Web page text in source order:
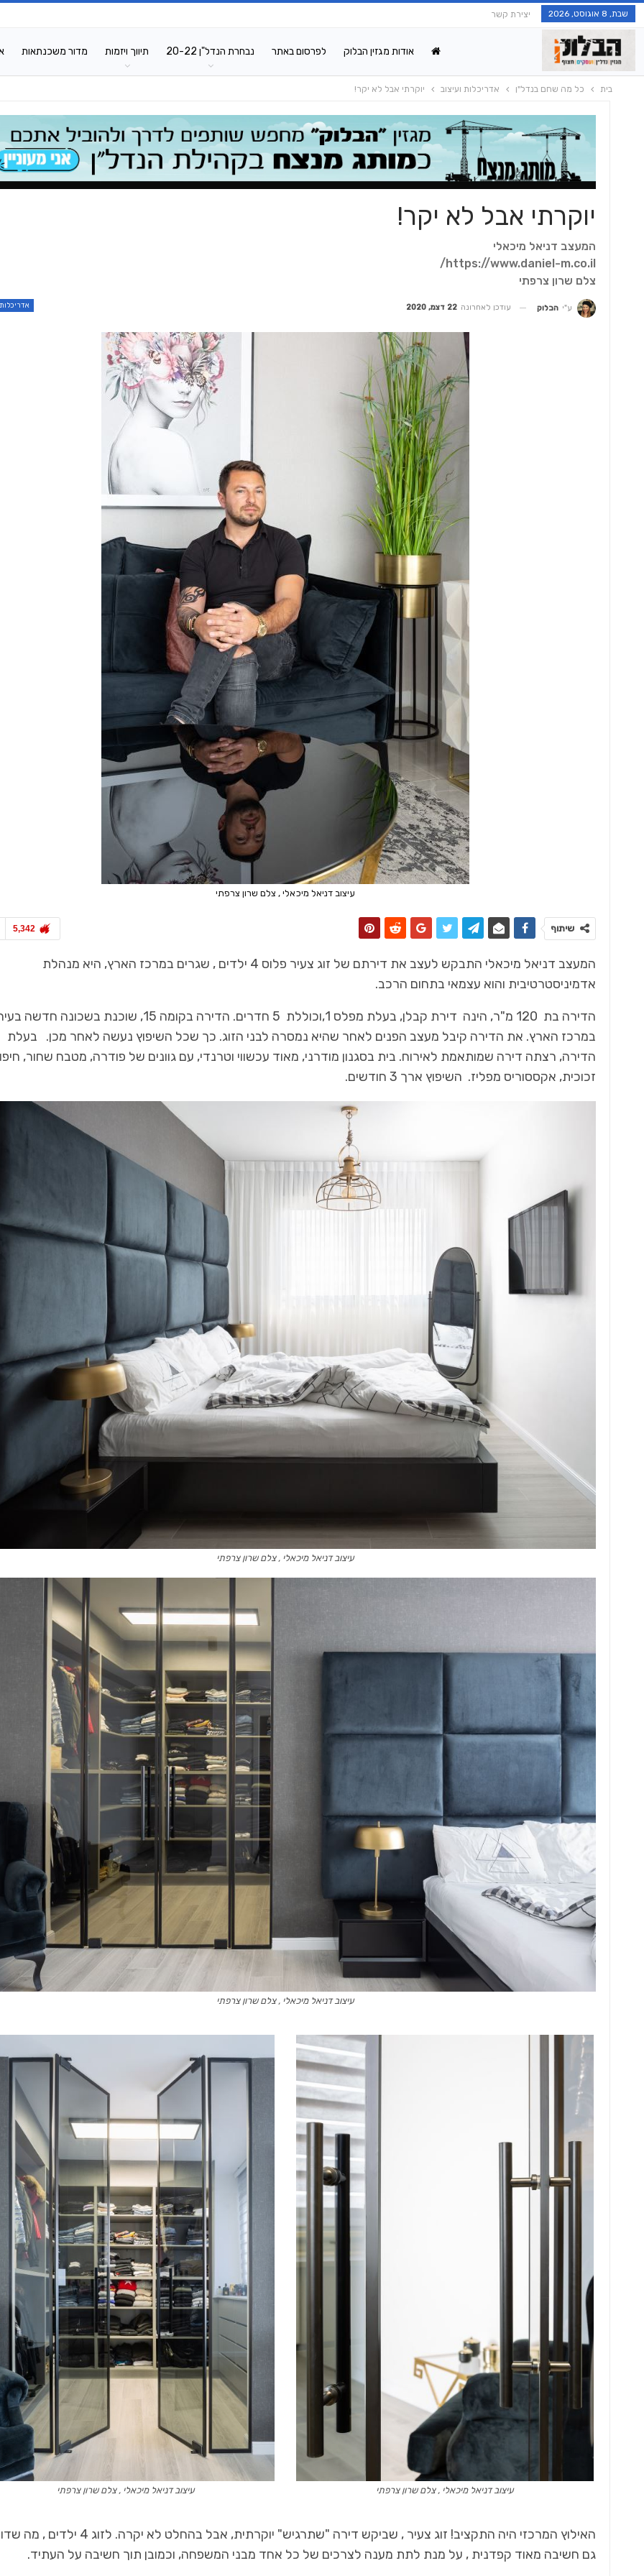
שבת, 8 אוגוסט, 2026 יצירת קשר
אודות מגזין הבלוק לפרסום באתר נבחרת הנדל"ן 20-22 תיווך ויזמות מדור משכנתאות
בית כל מה שחם בנדל"ן אדריכלות ועיצוב יוקרתי אבל לא יקר!
יוקרתי אבל לא יקר!
המעצב דניאל מיכאלי
https://www.daniel-m.co.il/
צלם שרון צרפתי
אדריכלות ע"י הבלוק עודכן לאחרונה 22 דצמ, 2020
עיצוב דניאל מיכאלי , צלם שרון צרפתי
5,342 שיתוף
המעצב דניאל מיכאלי התבקש לעצב את דירתם של זוג צעיר פלוס 4 ילדים , שגרים במרכז הארץ, היא מנהלת
אדמיניסטרטיבית והוא עצמאי בתחום הרכב.
הדירה בת 120 מ"ר, הינה דירת קבלן, בעלת מפלס 1,וכוללת 5 חדרים. הדירה בקומה 15, שוכנת בשכונה חדשה
במרכז הארץ. את הדירה קיבל מעצב הפנים לאחר שהיא נמסרה לבני הזוג. כך שכל השיפוץ נעשה לאחר מכן. בעלת
הדירה, רצתה דירה שמותאמת לאירוח. בית בסגנון מודרני, מאוד עכשווי וטרנדי, עם גוונים של פודרה, מטבח שחור,
זכוכית, אקססוריס מפליז. השיפוץ ארך 3 חודשים.
עיצוב דניאל מיכאלי , צלם שרון צרפתי
עיצוב דניאל מיכאלי , צלם שרון צרפתי
עיצוב דניאל מיכאלי , צלם שרון צרפתי עיצוב דניאל מיכאלי , צלם שרון צרפתי
האילוץ המרכזי היה התקציב! זוג צעיר , שביקש דירה "שתרגיש" יוקרתית, אבל בהחלט לא יקרה.
גם חשיבה מאוד קפדנית , על מנת לתת מענה לצרכים של כל אחד מבני המשפחה, וכמובן תוך חשיבה על העתיד.
כל מה שחם בנדל"ן
"העסק שלנו מבוסס מוניטין. לכן, טובת